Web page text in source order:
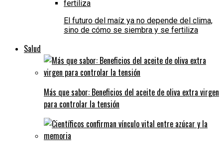
El futuro del maíz ya no depende del clima,
sino de cómo se siembra y se fertiliza
Salud
Más que sabor: Beneficios del aceite de oliva extra virgen
para controlar la tensión